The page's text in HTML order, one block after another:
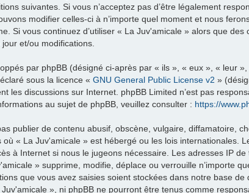
suivantes. Si vous n’acceptez pas d’être légalement
modifier celles-ci à n’importe quel moment et nous
Si vous continuez d’utiliser « La Juv'amicale » alors que
et/ou modifications.
par phpBB (désigné ci-après par « ils », « eux », « leur
sous la licence « GNU General Public License v2 »
les discussions sur Internet. phpBB Limited n’est pas
au sujet de phpBB, veuillez consulter : https://
publier de contenu abusif, obscène, vulgaire, diffamatoire,
où « La Juv'amicale » est hébergé ou les lois internationales.
à Internet si nous le jugeons nécessaire. Les adresses IP
» supprime, modifie, déplace ou verrouille n’importe
que vous avez saisies soient stockées dans notre base
», ni phpBB ne pourront être tenus comme